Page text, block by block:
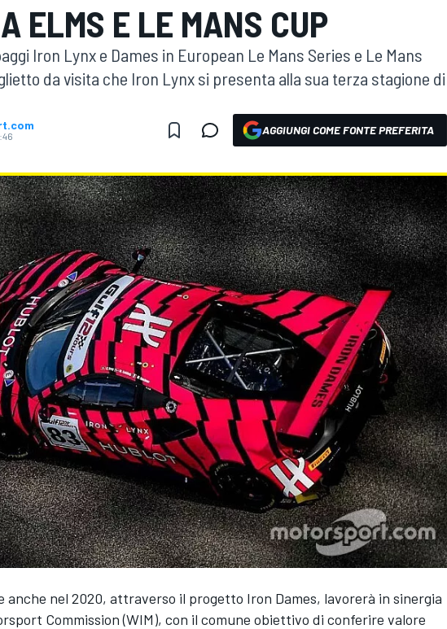
WEC
ELMS E LE MANS CUP
Iron Lynx e Dames in European Le Mans Series e Le Mans
da visita che Iron Lynx si presenta alla sua terza stagione di
AGGIUNGI COME FONTE PREFERITA
anche nel 2020, attraverso il progetto Iron Dames, lavorerà in sinergia
Commission (WIM), con il comune obiettivo di conferire valore